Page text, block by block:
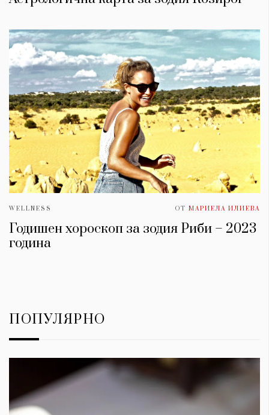
WELLNESS ОТ МАРИЕЛА ИЛИЕВА
Годишен хороскоп за зодия Риби – 2023
година
ПОПУЛЯРНО